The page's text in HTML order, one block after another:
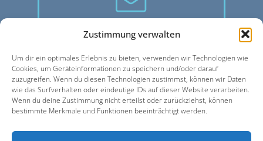
Zustimmung verwalten
Um dir ein optimales Erlebnis zu bieten, verwenden wir Technologien wie
Cookies, um Geräteinformationen zu speichern und/oder darauf
zuzugreifen. Wenn du diesen Technologien zustimmst, können wir Daten
wie das Surfverhalten oder eindeutige IDs auf dieser Website verarbeiten.
Wenn du deine Zustimmung nicht erteilst oder zurückziehst, können
bestimmte Merkmale und Funktionen beeinträchtigt werden.
Wissen, was läuft!
Melde dich für unseren
kostenlosen Newsletter an
und sichere dir exklusive
Vorteile für dein Training!